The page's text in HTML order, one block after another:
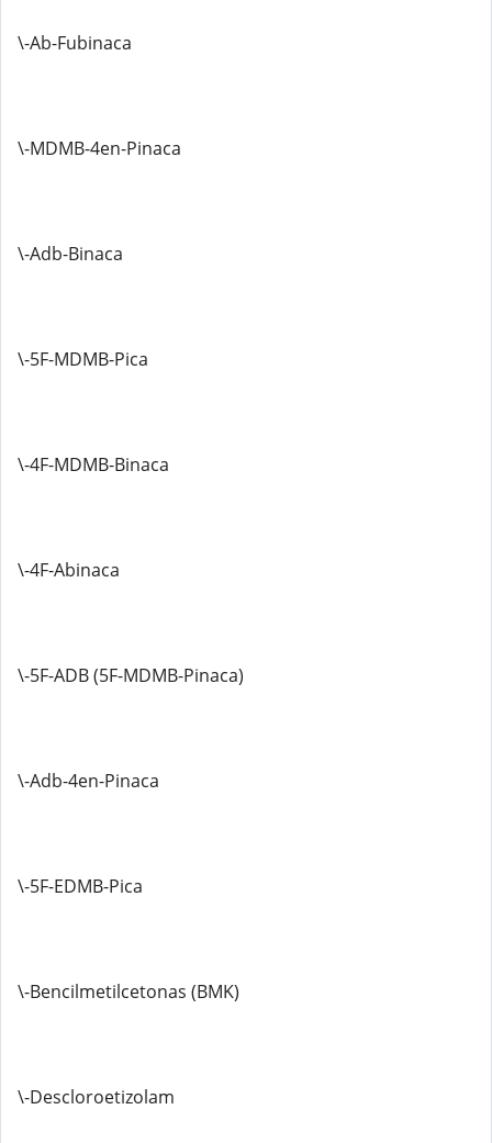
\-Ab-Fubinaca
\-MDMB-4en-Pinaca
\-Adb-Binaca
\-5F-MDMB-Pica
\-4F-MDMB-Binaca
\-4F-Abinaca
\-5F-ADB (5F-MDMB-Pinaca)
\-Adb-4en-Pinaca
\-5F-EDMB-Pica
\-Bencilmetilcetonas (BMK)
\-Descloroetizolam